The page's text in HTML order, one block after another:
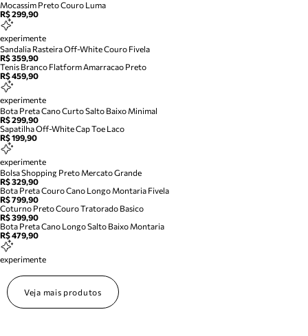
Mocassim Preto Couro Luma
R$ 299,90
experimente
Sandalia Rasteira Off-White Couro Fivela
R$ 359,90
Tenis Branco Flatform Amarracao Preto
R$ 459,90
experimente
Bota Preta Cano Curto Salto Baixo Minimal
R$ 299,90
Sapatilha Off-White Cap Toe Laco
R$ 199,90
experimente
Bolsa Shopping Preto Mercato Grande
R$ 329,90
Bota Preta Couro Cano Longo Montaria Fivela
R$ 799,90
Coturno Preto Couro Tratorado Basico
R$ 399,90
Bota Preta Cano Longo Salto Baixo Montaria
R$ 479,90
experimente
Veja mais produtos